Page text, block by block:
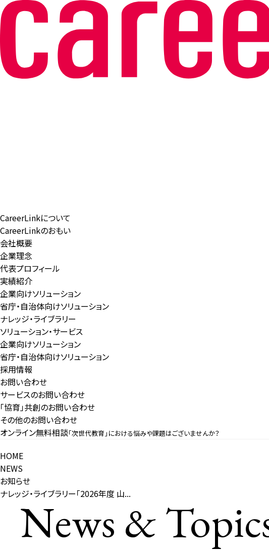
CareerLinkについて
CareerLinkのおもい
会社概要
企業理念
代表プロフィール
実績紹介
企業向けソリューション
省庁・自治体向けソリューション
ナレッジ・ライブラリー
ソリューション・サービス
企業向けソリューション
省庁・自治体向けソリューション
採用情報
お問い合わせ
サービスのお問い合わせ
「協育」共創のお問い合わせ
その他のお問い合わせ
オンライン無料相談「次世代教育」における悩みや課題はございませんか？
HOME
NEWS
お知らせ
ナレッジ・ライブラリー「2026年度 山...
News &